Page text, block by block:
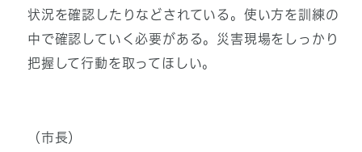
状況を確認したりなどされている。使い方を訓練の
中で確認していく必要がある。災害現場をしっかり
把握して行動を取ってほしい。
（市長）